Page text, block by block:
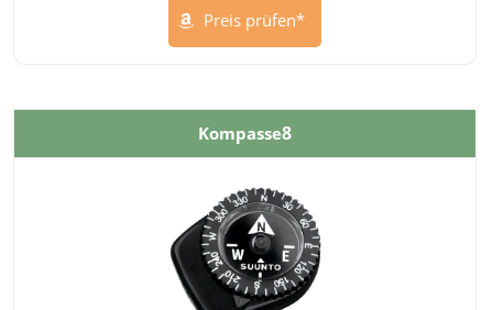
Preis prüfen*
Kompasse8